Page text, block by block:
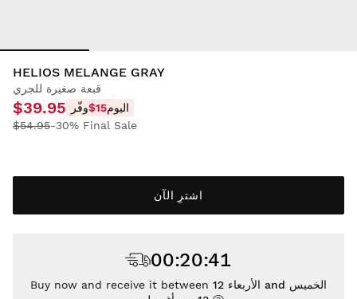
HELIOS MELANGE GRAY
قبعة صغيرة للجري
$39.95 وفّر$15اليوم
$54.95-30% Final Sale
اشترِ الآن
00:20:41
Buy now and receive it between الأربعاء 12 and الخميس